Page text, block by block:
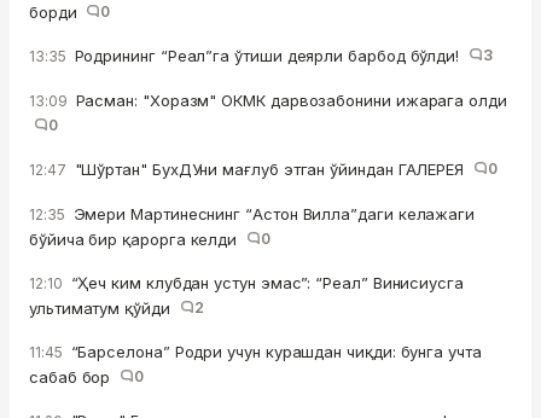
борди
0
13:35 Родрининг “Реал”га ўтиши деярли барбод бўлди! 3
13:09 Расман: "Хоразм" ОКМК дарвозабонини ижарага олди
0
12:47 "Шўртан" БухДУни мағлуб этган ўйиндан ГАЛЕРЕЯ 0
12:35 Эмери Мартинеснинг “Астон Вилла”даги келажаги
бўйича бир қарорга келди
0
12:10 “Ҳеч ким клубдан устун эмас”: “Реал” Винисиусга
ультиматум қўйди
2
11:45 “Барселона” Родри учун курашдан чиқди: бунга учта
сабаб бор
0